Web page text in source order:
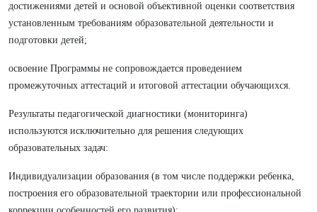
достижениями детей и основой объективной оценки соответствия
установленным требованиям образовательной деятельности и
подготовки детей;
освоение Программы не сопровождается проведением
промежуточных аттестаций и итоговой аттестации обучающихся.
Результаты педагогической диагностики (мониторинга)
используются исключительно для решения следующих
образовательных задач:
Индивидуализации образования (в том числе поддержки ребенка,
построения его образовательной траектории или профессиональной